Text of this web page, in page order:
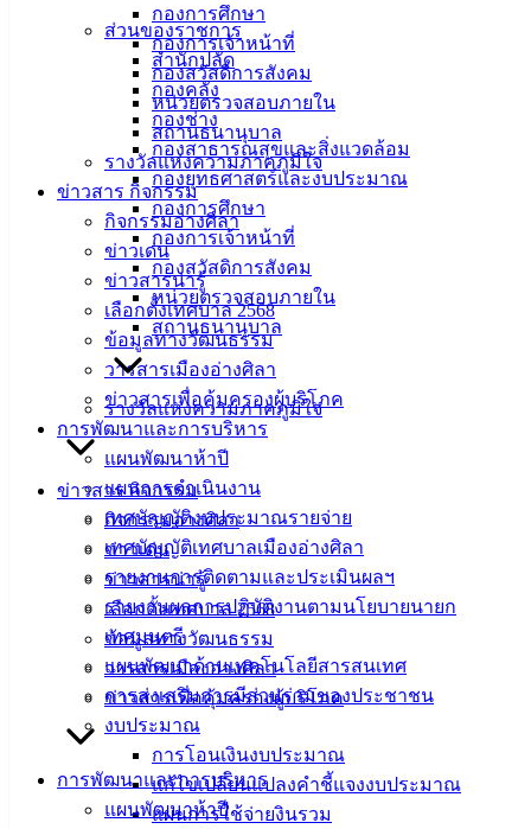
กองการศึกษา
กองการเจ้าหน้าที่
กองสวัสดิการสังคม
หน่วยตรวจสอบภายใน
สถานธนานุบาล
รางวัลแห่งความภาคภูมิใจ
ข่าวสาร กิจกรรม
กิจกรรมอ่างศิลา
ข่าวเด่น
ข่าวสารน่ารู้
เลือกตั้งเทศบาล 2568
ข้อมูลทางวัฒนธรรม
วารสารเมืองอ่างศิลา
ข่าวสารเพื่อคุ้มครองผู้บริโภค
การพัฒนาและการบริหาร
แผนพัฒนาห้าปี
แผนการดำเนินงาน
เทศบัญญัติงบประมาณรายจ่าย
เทศบัญญัติเทศบาลเมืองอ่างศิลา
รายงานการติดตามและประเมินผลฯ
รายงานผลการปฏิบัติงานตามนโยบายนายก
เทศมนตรี
แผนพัฒนาด้านเทคโนโลยีสารสนเทศ
การส่งเสริมการมีส่วนร่วมของประชาชน
งบประมาณ
การโอนเงินงบประมาณ
แก้ไขเปลี่ยนแปลงคำชี้แจงงบประมาณ
แผนการใช้จ่ายงินรวม
ส่วนของราชการ
สำนักปลัด
กองคลัง
กองช่าง
กองสาธารณสุขและสิ่งแวดล้อม
กองยุทธศาสตร์และงบประมาณ
กองการศึกษา
กองการเจ้าหน้าที่
กองสวัสดิการสังคม
หน่วยตรวจสอบภายใน
สถานธนานุบาล
รางวัลแห่งความภาคภูมิใจ
ข่าวสาร กิจกรรม
กิจกรรมอ่างศิลา
ข่าวเด่น
ข่าวสารน่ารู้
เลือกตั้งเทศบาล 2568
ข้อมูลทางวัฒนธรรม
วารสารเมืองอ่างศิลา
ข่าวสารเพื่อคุ้มครองผู้บริโภค
การพัฒนาและการบริหาร
แผนพัฒนาห้าปี
อ.เมือง จ.ชลบุรี
บริการ
ประชาชน
ดาวน์โหลด
ฟอร์ม,
เอกสาร
คู่มือ
สำหรับ
ประชาชน/
คู่มือการ
ข่าวสาร
ข่าวสาร
อิเล็กทรอนิกส์
องค์
ความรู้